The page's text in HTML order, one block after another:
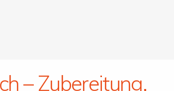
– Zubereitung,